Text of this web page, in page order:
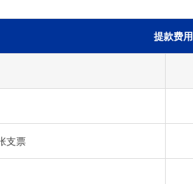
提款费用
支票